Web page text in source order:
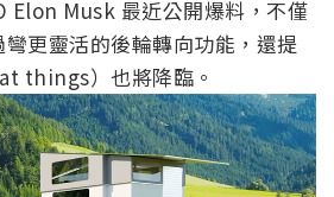
Elon Musk 最近公開爆料，不僅
更靈活的後輪轉向功能，還提
things）也將降臨。